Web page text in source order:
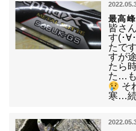
最高
皆さ
す(･∀
たで
すが
たら
た…
そ
寒…続